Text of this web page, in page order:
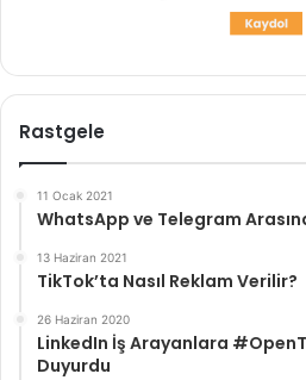
Rastgele
11 Ocak 2021
WhatsApp ve Telegram
13 Haziran 2021
TikTok’ta Nasıl Reklam Verilir?
26 Haziran 2020
LinkedIn İş Arayanlara
Duyurdu